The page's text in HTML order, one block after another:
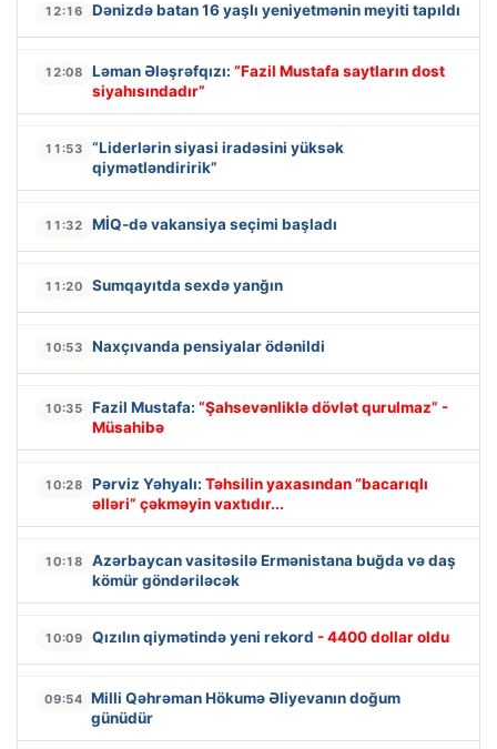
12:16 Dənizdə batan 16 yaşlı yeniyetmənin meyiti tapıldı
12:08 Ləman Ələşrəfqızı: “Fazil Mustafa saytların dost
siyahısındadır”
11:53
“Liderlərin siyasi iradəsini yüksək
qiymətləndiririk”
11:32 MİQ-də vakansiya seçimi başladı
11:20 Sumqayıtda sexdə yanğın
10:53 Naxçıvanda pensiyalar ödənildi
10:35 Fazil Mustafa: “Şahsevənliklə dövlət qurulmaz” -
Müsahibə
10:28 Pərviz Yəhyalı: Təhsilin yaxasından “bacarıqlı
əlləri” çəkməyin vaxtıdır...
10:18
Azərbaycan vasitəsilə Ermənistana buğda və daş
kömür göndəriləcək
10:09 Qızılın qiymətində yeni rekord - 4400 dollar oldu
09:54 Milli Qəhrəman Hökumə Əliyevanın doğum
günüdür